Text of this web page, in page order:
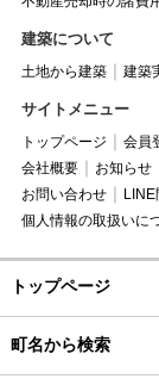
建築について
土地から建築 建築
サイトメニュー
トップページ 会員
会社概要
お知らせ
お問い合わせ
LINE
個人情報の取扱いに
トップページ
町名から検索